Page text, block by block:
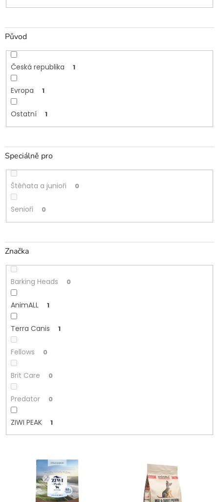
Původ
Česká republika 1
Evropa 1
Ostatní 1
Speciálně pro
Štěňata a junioři 0
Senioři 0
Značka
Barking Heads 0
AnimALL 1
Terra Canis 1
Fellows 0
Brit Care 0
Predator 0
ZIWI PEAK 1